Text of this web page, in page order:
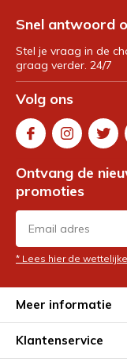
Snel antwoord
Stel je vraag in de
graag verder. 24/7
Volg ons
Ontvang de
promoties
* Lees hier de
Meer informatie
Klantenservice